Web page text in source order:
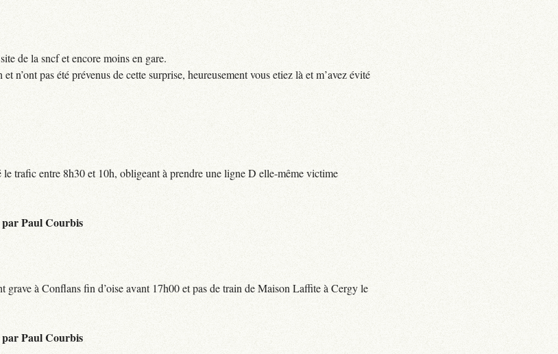
de la sncf et encore moins en gare.
pas été prévenus de cette surprise, heureusement vous etiez là et m’avez évité
trafic entre 8h30 et 10h, obligeant à prendre une ligne D elle-même victime
parPaul Courbis
à Conflans fin d’oise avant 17h00 et pas de train de Maison Laffite à Cergy le
parPaul Courbis